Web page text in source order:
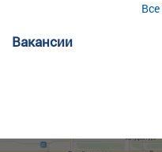
Вакансии